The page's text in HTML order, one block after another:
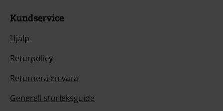
Kundservice
Hjälp
Returpolicy
Returnera en vara
Generell storleksguide